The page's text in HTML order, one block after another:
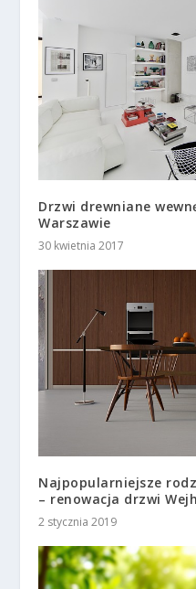
Drzwi drewniane
Warszawie
30 kwietnia 2017
Najpopularniejsze
– renowacja drzwi
2 stycznia 2019